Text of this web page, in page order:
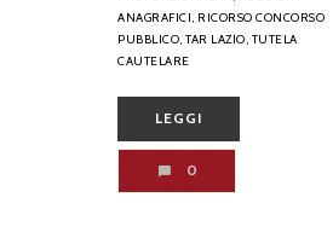
ANAGRAFICI, RICORSO CONCORSO
PUBBLICO, TAR LAZIO, TUTELA
CAUTELARE
LEGGI
0